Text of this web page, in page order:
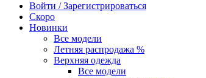
Войти / Зарегистрироваться
Скоро
Новинки
Все модели
Летняя распродажа %
Верхняя одежда
Все модели